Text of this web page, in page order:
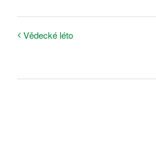
Vědecké léto